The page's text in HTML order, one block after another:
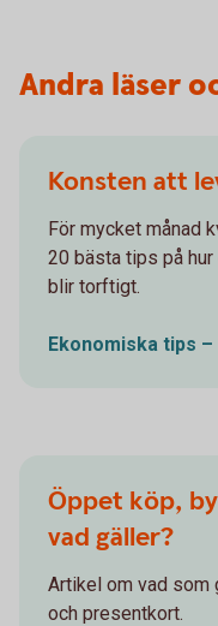
Andra läser
Konsten att
För mycket månad
20 bästa tips på
blir torftigt.
Ekonomiska tips
Öppet köp,
vad gäller?
Artikel om vad som
och presentkort.